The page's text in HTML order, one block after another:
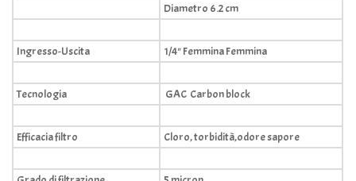
Diametro 6.2 cm
Ingresso-Uscita 1/4" Femmina Femmina
Tecnologia GAC Carbon block
Efficacia filtro Cloro, torbidità,odore sapore